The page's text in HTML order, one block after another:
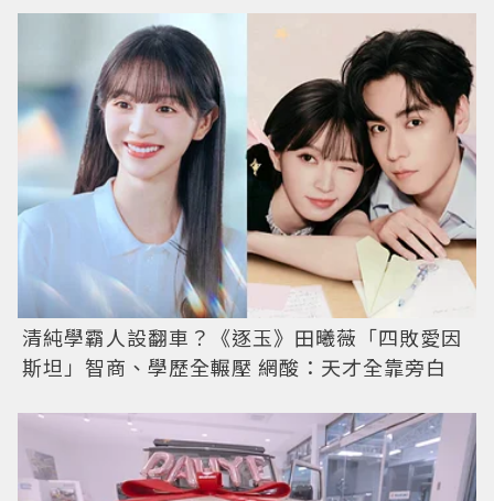
清純學霸人設翻車？《逐玉》田曦薇「四敗愛因
斯坦」智商、學歷全輾壓 網酸：天才全靠旁白